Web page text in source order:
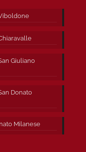
Giuliano
Donato
Milanese